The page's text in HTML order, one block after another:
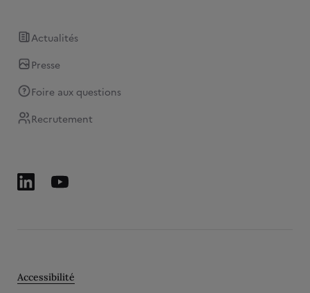
Actualités
Presse
Foire aux questions
Recrutement
Accessibilité